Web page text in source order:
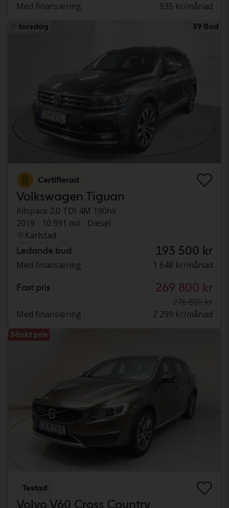
Med finansiering 935 kr/månad
torsdag 39 Bud
Certifierad
Volkswagen Tiguan
Allspace 2.0 TDI 4M 190hk
2019
10 991 mil
Diesel
Karlstad
Ledande bud 193 500 kr
Med finansiering 1 648 kr/månad
Fast pris 269 800 kr
276 800 kr
Med finansiering
2 299 kr/månad
Sänkt pris
Testad
Volvo V60 Cross Country